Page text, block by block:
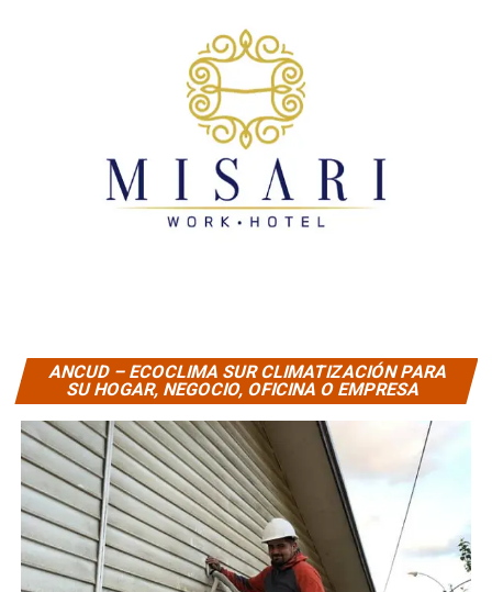
ANCUD – ECOCLIMA SUR CLIMATIZACIÓN PARA
SU HOGAR, NEGOCIO, OFICINA O EMPRESA